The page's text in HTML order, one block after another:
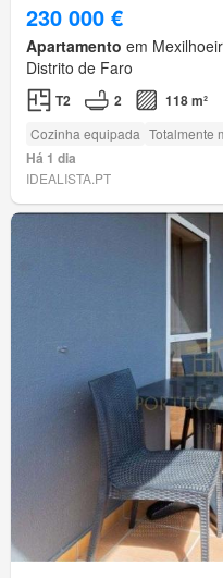
230 000 €
Apartamento em
Distrito de Faro
T2 2 118 m²
Cozinha equipada Totalmente
Há 1 dia
IDEALISTA.PT